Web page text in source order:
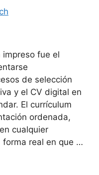
impreso fue el
de selección
y el CV digital en
El currículum
ordenada,
cualquier
forma real en que …